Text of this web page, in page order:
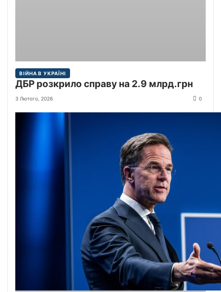
ВІЙНА В УКРАЇНІ
ДБР розкрило справу на 2.9 млрд.грн
3 Лютого, 2026 0